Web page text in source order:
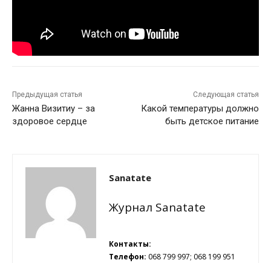
Предыдущая статья
Жанна Визитиу – за
здоровое сердце
Следующая статья
Какой температуры должно
быть детское питание
Sanatate
Журнал Sanatate
Контакты:
Телефон: 068 799 997; 068 199 951